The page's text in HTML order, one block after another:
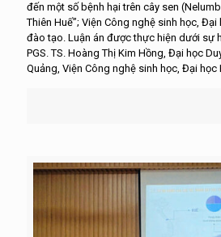
đến một số bệnh hại trên cây sen
Thiên Huế”; Viện Công nghệ sinh học,
đào tạo. Luận án được thực hiện dưới sự
PGS. TS. Hoàng Thị Kim Hồng, Đại học
Quảng, Viện Công nghệ sinh học, Đại học